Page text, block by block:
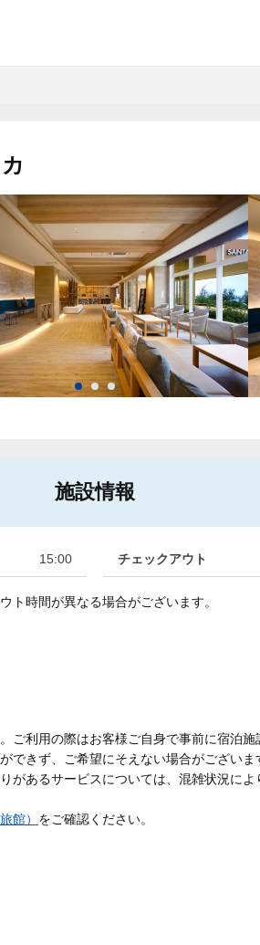
施設情報
15:00 チェックアウト
ト時間が異なる場合がございます。
ご利用の際はお客様ご自身で事前に宿泊施
できず、ご希望にそえない場合がございま
があるサービスについては、混雑状況に
館） をご確認ください。